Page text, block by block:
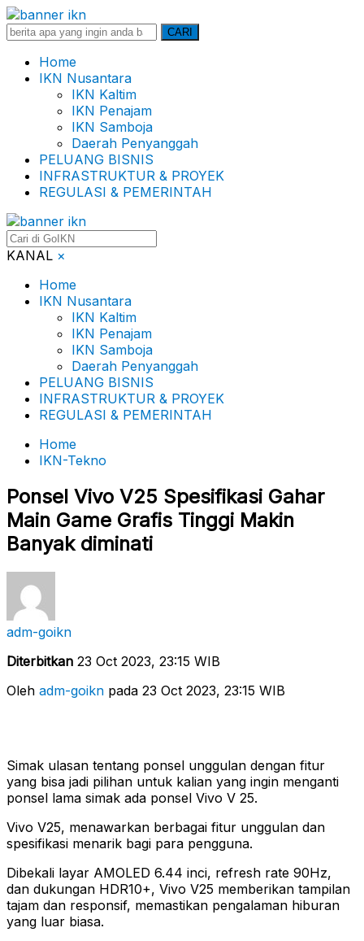
Search
CARI
Home
IKN Nusantara
IKN Kaltim
IKN Penajam
IKN Samboja
Daerah Penyanggah
PELUANG BISNIS
INFRASTRUKTUR & PROYEK
REGULASI & PEMERINTAH
KANAL ×
Home
IKN Nusantara
IKN Kaltim
IKN Penajam
IKN Samboja
Daerah Penyanggah
PELUANG BISNIS
INFRASTRUKTUR & PROYEK
REGULASI & PEMERINTAH
Home
IKN-Tekno
Ponsel Vivo V25 Spesifikasi Gahar
Main Game Grafis Tinggi Makin
Banyak diminati
adm-goikn
Diterbitkan 23 Oct 2023, 23:15 WIB
Oleh adm-goikn pada 23 Oct 2023, 23:15 WIB
Simak ulasan tentang ponsel unggulan dengan fitur
yang bisa jadi pilihan untuk kalian yang ingin menganti
ponsel lama simak ada ponsel Vivo V 25.
Vivo V25, menawarkan berbagai fitur unggulan dan
spesifikasi menarik bagi para pengguna.
Dibekali layar AMOLED 6.44 inci, refresh rate 90Hz,
dan dukungan HDR10+, Vivo V25 memberikan tampilan
tajam dan responsif, memastikan pengalaman hiburan
yang luar biasa.